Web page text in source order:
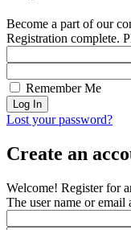
Become a part of our
Registration complete.
Remember Me
Lost your password?
Create an
Welcome! Register for
The user name or email